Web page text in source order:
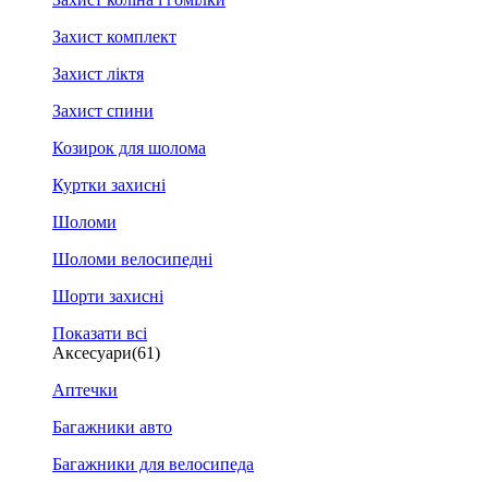
Захист комплект
Захист ліктя
Захист спини
Козирок для шолома
Куртки захисні
Шоломи
Шоломи велосипедні
Шорти захисні
Показати всі
Аксесуари(61)
Аптечки
Багажники авто
Багажники для велосипеда